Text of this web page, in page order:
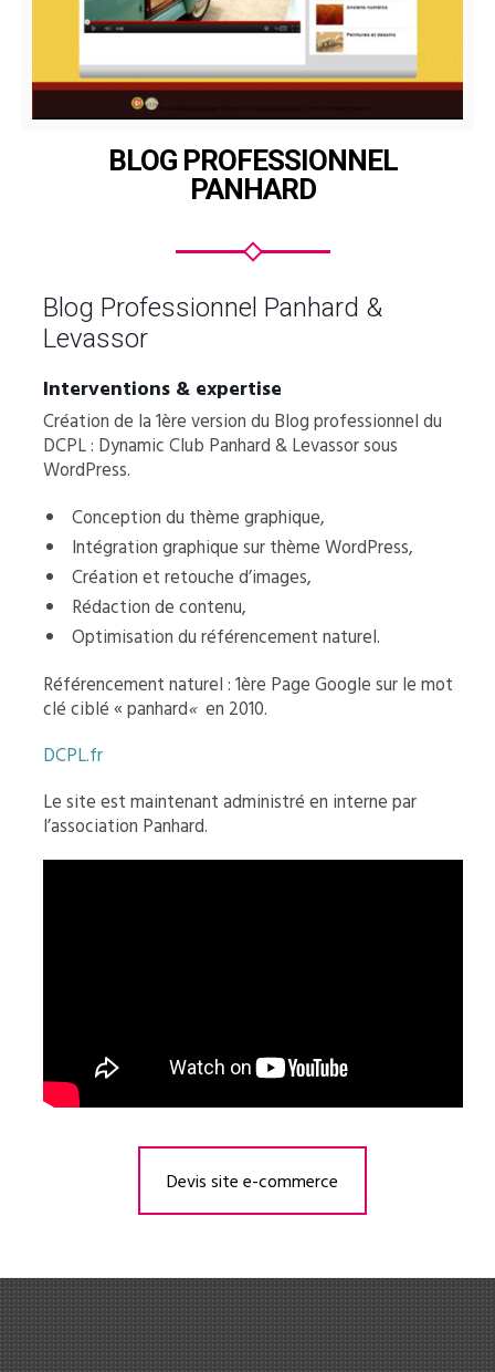
BLOG PROFESSIONNEL
PANHARD
Blog Professionnel Panhard &
Levassor
Interventions & expertise
Création de la 1ère version du Blog professionnel du
DCPL : Dynamic Club Panhard & Levassor sous
WordPress.
Conception du thème graphique,
Intégration graphique sur thème WordPress,
Création et retouche d’images,
Rédaction de contenu,
Optimisation du référencement naturel.
Référencement naturel : 1ère Page Google sur le mot
clé ciblé « panhard« en 2010.
DCPL.fr
Le site est maintenant administré en interne par
l’association Panhard.
Devis site e-commerce